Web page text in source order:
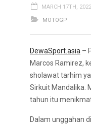
MARCH 17TH, 2022
MOTOGP
DewaSport.asia –
Marcos Ramirez,
sholawat tarhim
Sirkuit Mandalika.
tahun itu
Dalam unggahan